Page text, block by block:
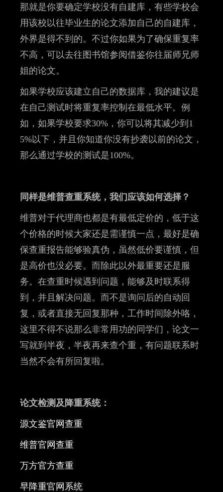
那就是你要确定学校没有自建库，有些学校会
用该校以往毕业生的论文添加自己的自建库，
外界是得不到的。不过你如果为了确保重复率
不高，可以去往图书馆参阅借鉴你往届师兄师
姐的论文。
如果学校应该建立自己的数据库，我的建议是
在自己测试时将重复率控制在最低水平。例
如，如果学校要求30%，你可以将其减少到1
5%以下，并且你知道你没有抄袭以前的论文，
那么通过学校的测试是100%。
同样是维普查重系统，我们应该如何选择？
维普对于代理商也都是有最低定价的，低于这
个价格的时候大家还是需谨慎一点，最好是确
保查重报告能够验真伪，虽然低价要谨慎，但
是高价也没必要。而除此以外最重要还是服
务。在查重时候遇到问题，能够及时联系得
到，并且解决问题。而不是询问后的自动回
复，或者直接无回复那种，工作时间除外咯，
这里不得不说那么非常用功的同学们，论文一
写就到半夜，半夜再来查个重，有问题联系时
当然不会有所回复啦。
论文检测及降重系统：
源文鉴官网查重
维普官网查重
万方官方查重
早降重官网系统